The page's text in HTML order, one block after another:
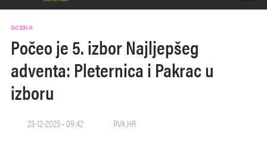
SCENA
Počeo je 5. izbor Najljepšeg
adventa: Pleternica i Pakrac u
izboru
23-12-2025 • 09:42 RVA.HR